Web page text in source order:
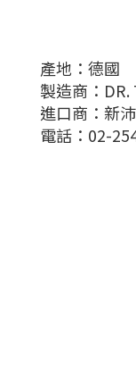
產地：德國
製造商：DR.
進口商：新
電話：02-